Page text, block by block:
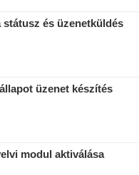
státusz és üzenetküldés
üzenet készítés
modul aktiválása